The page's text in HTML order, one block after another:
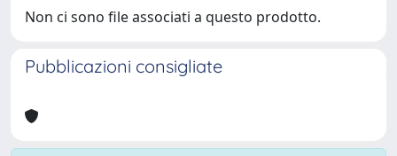
Non ci sono file associati a questo prodotto.
Pubblicazioni consigliate